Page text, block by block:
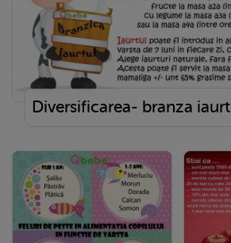
Diversificarea- branza iaurt